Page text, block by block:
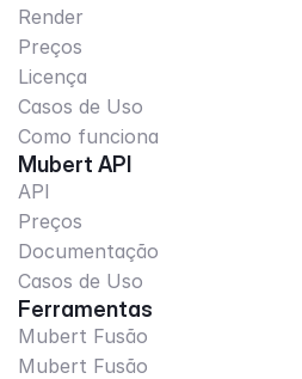
Render
Preços
Licença
Casos de Uso
Como funciona
Mubert API
API
Preços
Documentação
Casos de Uso
Ferramentas
Mubert Fusão
Mubert Fusão